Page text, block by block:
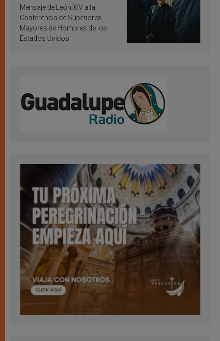
inspiración y santificación
Mensaje de León XIV a la
Conferencia de Superiores
Mayores de Hombres de los
Estados Unidos